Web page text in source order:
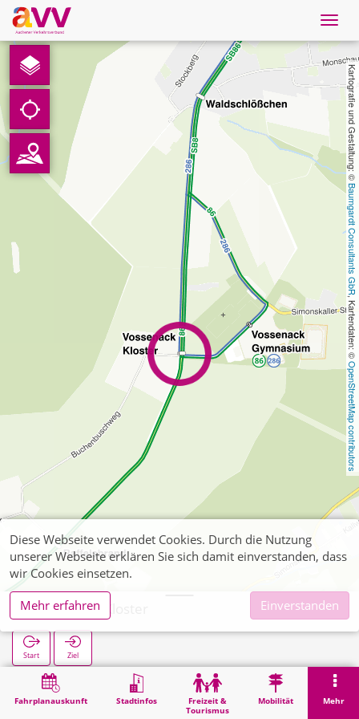
Deutsch
Downloads
Kontakt
Datenschutz
Impressum
Kartografie und Gestaltung: ©
Baumgardt Consultants GbR
, Kartendaten: ©
OpenStreetMap contributors
Fahrplanauskunft Stadtinfos
Freizeit &
Tourismus
Mobilität Mehr
Vossenack Kloster
Start Ziel
Suche
Diese Webseite verwendet Cookies. Durch die Nutzung
unserer Webseite erklären Sie sich damit einverstanden, dass
wir Cookies einsetzen.
Mehr erfahren
Einverstanden